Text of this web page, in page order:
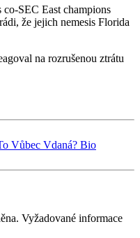
SEC East champions
že jejich nemesis Florida
na rozrušenou ztrátu
Vůbec Vdaná? Bio
Vyžadované informace